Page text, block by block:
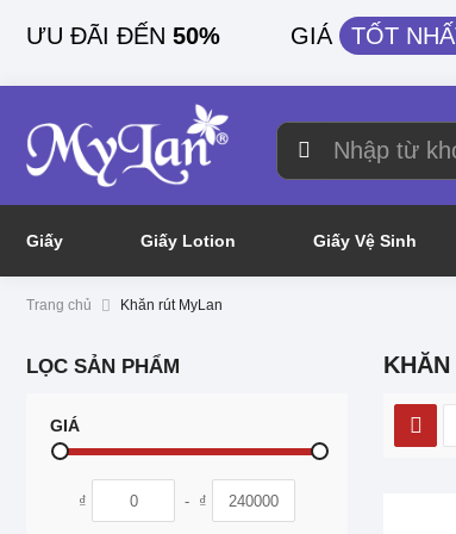
ƯU ĐÃI ĐẾN 50% GIÁ TỐT
Giấy Giấy Lotion Giấy Vệ Sinh
Trang chủ Khăn rút MyLan
LỌC SẢN PHẨM
GIÁ
₫ - ₫